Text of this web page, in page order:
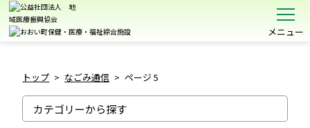
メニュー
トップ > なごみ通信 > ページ 5